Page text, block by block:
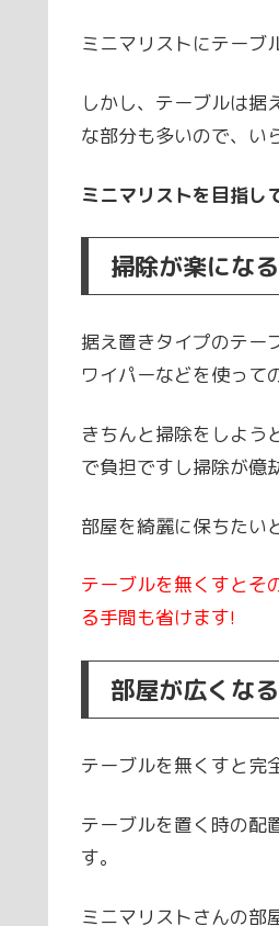
ミニマリストにテーブ
しかし、テーブルは据
な部分も多いので、い
ミニマリストを目指し
掃除が楽になる
据え置きタイプのテー
ワイパーなどを使って
きちんと掃除をしよう
で負担ですし掃除が億
部屋を綺麗に保ちたい
テーブルを無くすとそ
る手間も省けます!
部屋が広くなる
テーブルを無くすと完
テーブルを置く時の配
す。
ミニマリストさんの部